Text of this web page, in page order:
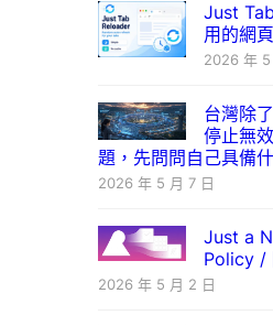
Just
用的網
2026 年 5
台灣除
停止無
題，先問問自己具備
2026 年 5 月 7 日
Just a
Policy /
2026 年 5 月 2 日